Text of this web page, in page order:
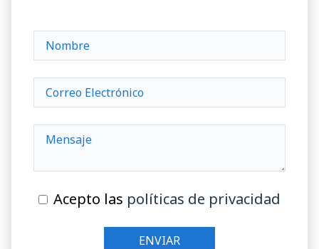
Acepto las políticas de privacidad